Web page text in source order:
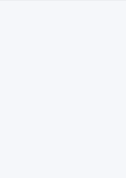
не гарантируется.